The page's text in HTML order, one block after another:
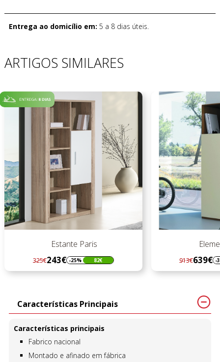
Entrega ao domicílio em: 5 a 8 dias úteis.
ARTIGOS SIMILARES
Estante Paris
Regular
preço
325€243€
Preço -25% 82€
Regular
preço
913€639€
Preço -
Características Principais
Características principais
Fabrico nacional
Montado e afinado em fábrica